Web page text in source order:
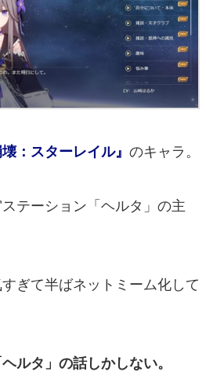
壊：スターレイル』 のキャラ。
テーション「ヘルタ」の主
ぎて半ばネットミーム化して
ルタ」の話しかしない。